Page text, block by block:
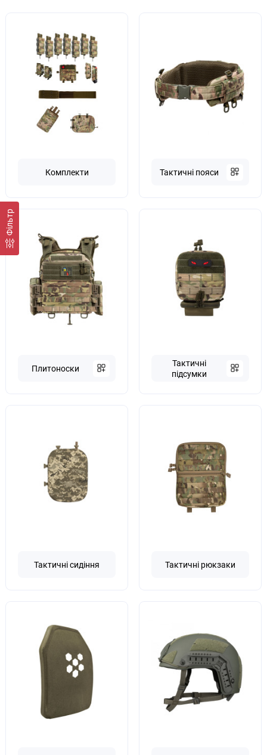
Фільтр
Комплекти Тактичні пояси
Плитоноски
Тактичні
підсумки
Тактичні сидіння Тактичні рюкзаки